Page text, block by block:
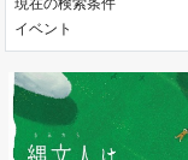
イベント